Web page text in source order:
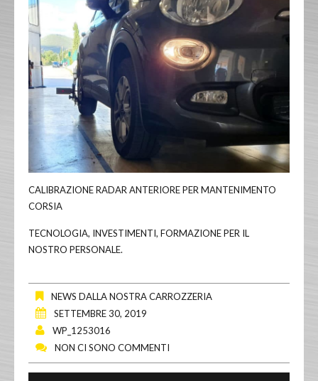
CALIBRAZIONE RADAR ANTERIORE PER MANTENIMENTO
CORSIA
TECNOLOGIA, INVESTIMENTI, FORMAZIONE PER IL
NOSTRO PERSONALE.
NEWS DALLA NOSTRA CARROZZERIA
SETTEMBRE 30, 2019
WP_1253016
NON CI SONO COMMENTI